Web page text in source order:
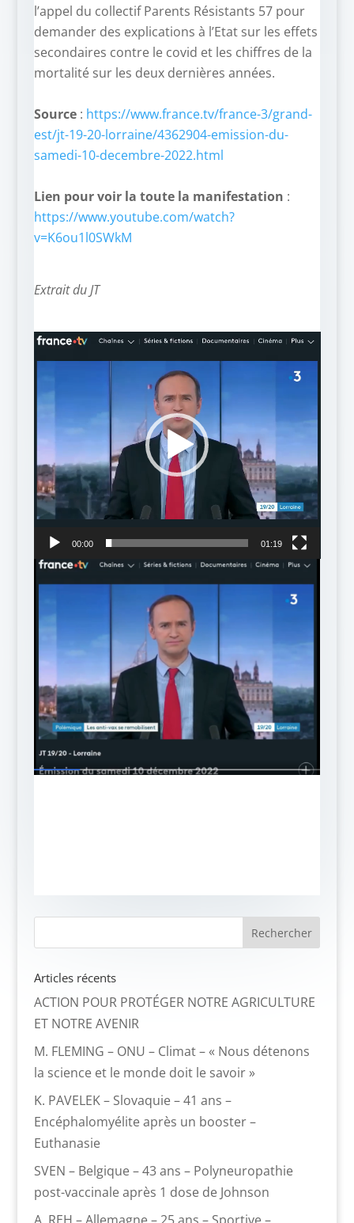
l’appel du collectif Parents Résistants 57 pour
demander des explications à l’Etat sur les effets
secondaires contre le covid et les chiffres de la
mortalité sur les deux dernières années.
Source: https://www.france.tv/france-3/grand-
est/jt-19-20-lorraine/4362904-emission-du-
samedi-10-decembre-2022.html
Lien pour voir la toute la manifestation :
https://www.youtube.com/watch?
v=K6ou1l0SWkM
Extrait du JT
Lecteur
vidéo
00:00 01:19
Articles récents
ACTION POUR PROTÉGER NOTRE AGRICULTURE
ET NOTRE AVENIR
M. FLEMING – ONU – Climat – « Nous détenons
la science et le monde doit le savoir »
K. PAVELEK – Slovaquie – 41 ans –
Encéphalomyélite après un booster –
Euthanasie
SVEN – Belgique – 43 ans – Polyneuropathie
post-vaccinale après 1 dose de Johnson